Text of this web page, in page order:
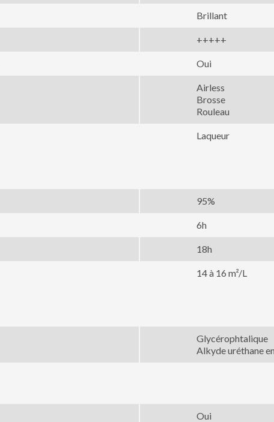
Brillant
+++++
Oui
Airless
Brosse
Rouleau
Laqueur
95%
6h
18h
14 à 16 m²/L
Glycérophtalique
Alkyde uréthane
Oui